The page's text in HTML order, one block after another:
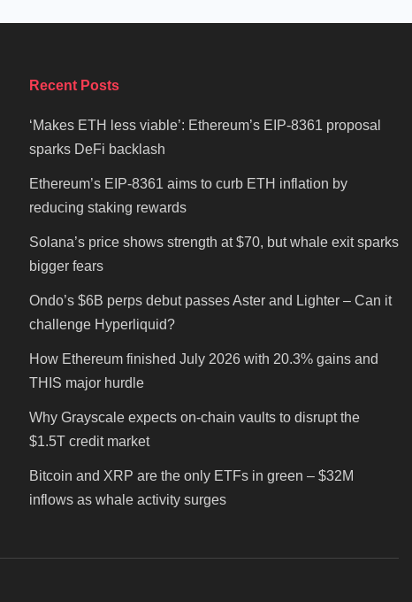
Recent Posts
‘Makes ETH less viable’: Ethereum’s EIP-8361 proposal
sparks DeFi backlash
Ethereum’s EIP-8361 aims to curb ETH inflation by
reducing staking rewards
Solana’s price shows strength at $70, but whale exit sparks
bigger fears
Ondo’s $6B perps debut passes Aster and Lighter – Can it
challenge Hyperliquid?
How Ethereum finished July 2026 with 20.3% gains and
THIS major hurdle
Why Grayscale expects on-chain vaults to disrupt the
$1.5T credit market
Bitcoin and XRP are the only ETFs in green – $32M
inflows as whale activity surges